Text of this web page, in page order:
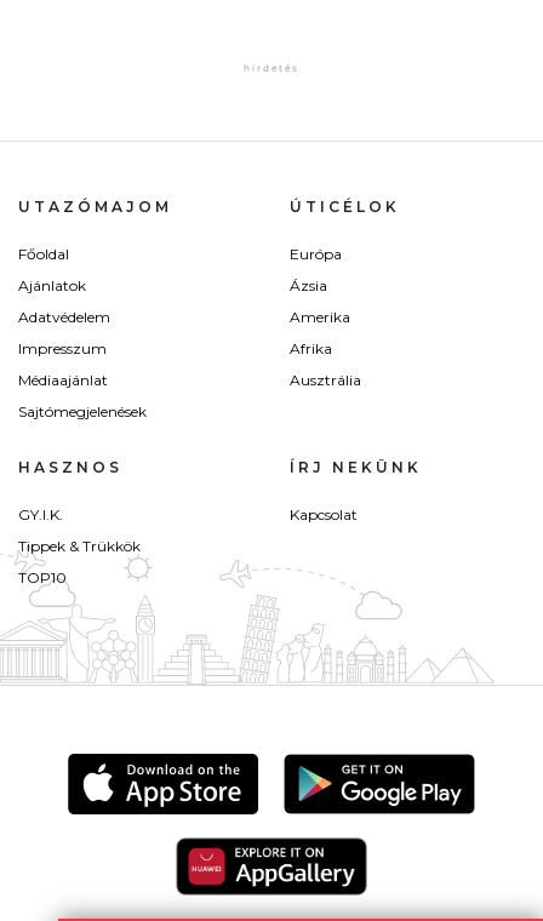
UTAZÓMAJOM
Főoldal
Ajánlatok
Adatvédelem
Impresszum
Médiaajánlat
Sajtómegjelenések
ÚTICÉLOK
Európa
Ázsia
Amerika
Afrika
Ausztrália
HASZNOS
GY.I.K.
Tippek & Trükkök
TOP10
ÍRJ NEKÜNK
Kapcsolat